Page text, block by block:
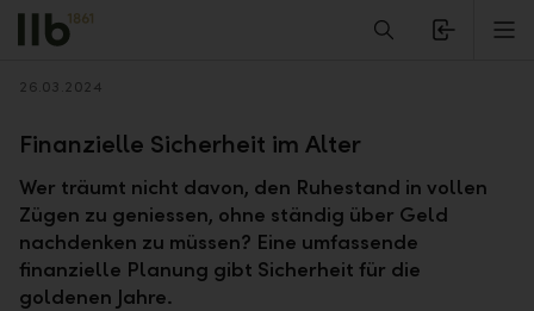
Alerts.Headline
Zurück
26.03.2024
Finanzielle Sicherheit im Alter
Wer träumt nicht davon, den Ruhestand in vollen
Zügen zu geniessen, ohne ständig über Geld
nachdenken zu müssen? Eine umfassende
finanzielle Planung gibt Sicherheit für die
goldenen Jahre.